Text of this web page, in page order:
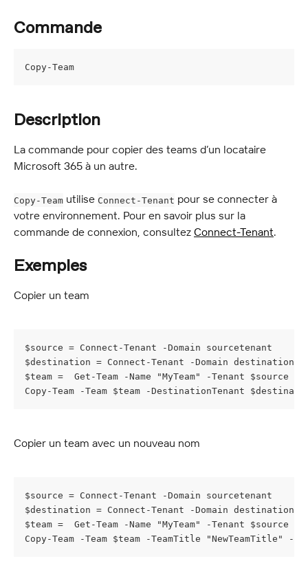
Commande
Copy-Team
Description
La commande pour copier des teams d’un locataire
Microsoft 365 à un autre.
Copy-Team utilise Connect-Tenant pour se connecter à
votre environnement. Pour en savoir plus sur la
commande de connexion, consultez Connect-Tenant.
Exemples
Copier un team
$source = Connect-Tenant -Domain sourcetenant
$destination = Connect-Tenant -Domain
$team =  Get-Team -Name "MyTeam" -Tenant $source
Copy-Team -Team $team -DestinationTenant
Copier un team avec un nouveau nom
$source = Connect-Tenant -Domain sourcetenant
$destination = Connect-Tenant -Domain
$team =  Get-Team -Name "MyTeam" -Tenant $source
Copy-Team -Team $team -TeamTitle "NewTeamTitle"